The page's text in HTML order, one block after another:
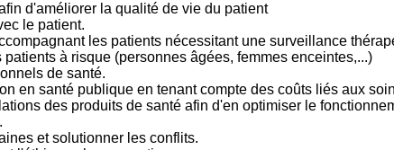
d'améliorer la qualité de vie du patient
le patient.
les patients nécessitant une surveillance
à risque (personnes âgées, femmes enceintes,...)
de santé.
en santé publique en tenant compte des coûts liés aux
des produits de santé afin d'en optimiser le
et solutionner les conflits.